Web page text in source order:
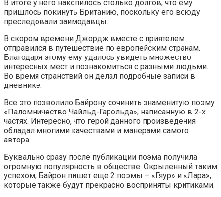
В итоге у него накопилось столько долгов, что ему
пришлось покинуть Британию, поскольку его всюду
преследовали заимодавцы.
В скором времени Джордж вместе с приятелем
отправился в путешествие по европейским странам.
Благодаря этому ему удалось увидеть множество
интересных мест и познакомиться с разными людьми.
Во время странствий он делал подробные записи в
дневнике.
Все это позволило Байрону сочинить знаменитую поэму
«Паломничество Чайльд-Гарольда», написанную в 2-х
частях. Интересно, что герой данного произведения
обладал многими качествами и манерами самого
автора.
Буквально сразу после публикации поэма получила
огромную популярность в обществе. Окрыленный таким
успехом, Байрон пишет еще 2 поэмы – «Гяур» и «Лара»,
которые также будут прекрасно восприняты критиками.